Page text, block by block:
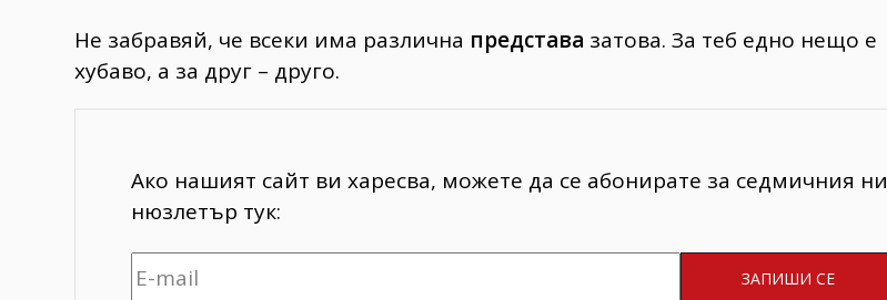
Не забравяй, че всеки има различна представа затова. За теб едно нещо е
хубаво, а за друг – друго.
Ако нашият сайт ви харесва, можете да се абонирате за седмичния ни
нюзлетър тук: